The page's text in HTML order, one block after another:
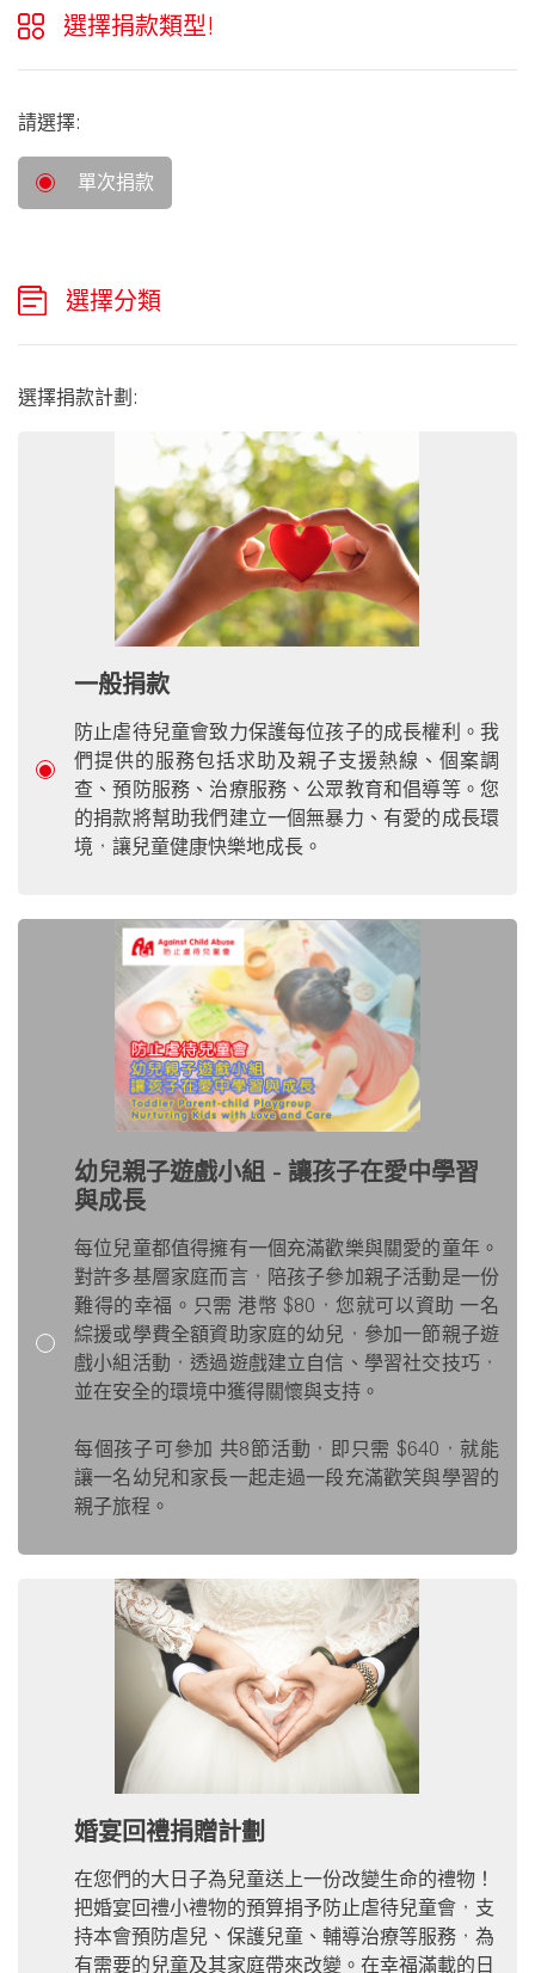
選擇捐款類型!
請選擇:
單次捐款
選擇分類
選擇捐款計劃:
一般捐款
防止虐待兒童會致力保護每位孩子的成長權利。我
們提供的服務包括求助及親子支援熱線、個案調
查、預防服務、治療服務、公眾教育和倡導等。您
的捐款將幫助我們建立一個無暴力、有愛的成長環
境，讓兒童健康快樂地成長。
幼兒親子遊戲小組 - 讓孩子在愛中學習
與成長
每位兒童都值得擁有一個充滿歡樂與關愛的童年。
對許多基層家庭而言，陪孩子參加親子活動是一份
難得的幸福。 只需 港幣 $80 ，您就可以資助 一名
綜援或學費全額資助家庭的幼兒，參加一節親子遊
戲小組活動，透過遊戲建立自信、學習社交技巧，
並在安全的環境中獲得關懷與支持。
每個孩子可參加 共8節活動，即只需 $640 ，就能
讓一名幼兒和家長一起走過一段充滿歡笑與學習的
親子旅程。
婚宴回禮捐贈計劃
在您們的大日子為兒童送上一份改變生命的禮物！
把婚宴回禮小禮物的預算捐予防止虐待兒童會，支
持本會預防虐兒、保護兒童、輔導治療等服務，為
有需要的兒童及其家庭帶來改變。在幸福滿載的日